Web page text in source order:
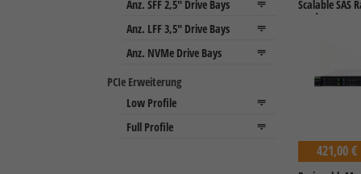
PCIe Erweiterung
Scalable SAS
ready
421,00 €